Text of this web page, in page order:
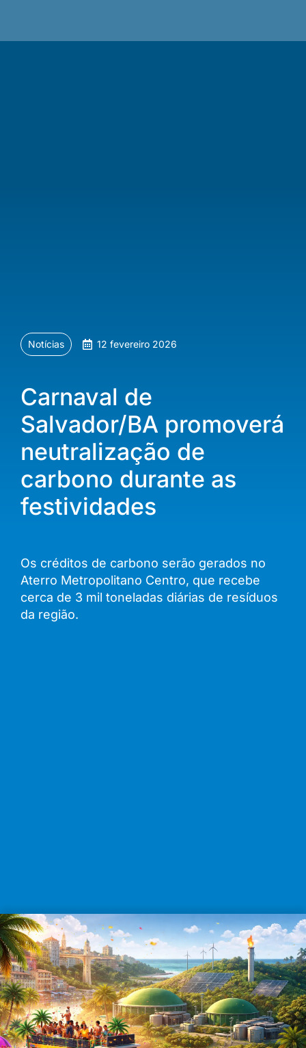
Notícias 12 fevereiro 2026
Carnaval de
Salvador/BA promoverá
neutralização de
carbono durante as
festividades
Os créditos de carbono serão gerados no
Aterro Metropolitano Centro, que recebe
cerca de 3 mil toneladas diárias de resíduos
da região.